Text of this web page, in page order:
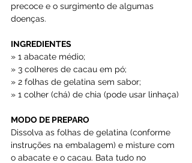
precoce e o surgimento de algumas
doenças.
INGREDIENTES
» 1 abacate médio;
» 3 colheres de cacau em pó;
» 2 folhas de gelatina sem sabor;
» 1 colher (chá) de chia (pode usar linhaça)
MODO DE PREPARO
Dissolva as folhas de gelatina (conforme
instruções na embalagem) e misture com
o abacate e o cacau. Bata tudo no